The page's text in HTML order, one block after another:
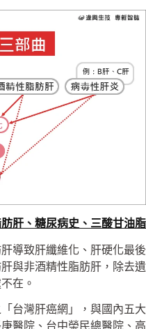
肝、糖尿病史、三酸甘油脂
導致肝纖維化、肝硬化最後
與非酒精性脂肪肝，除去遺
在。
台灣肝癌網」，與國內五大
醫院、台中榮民總醫院、高